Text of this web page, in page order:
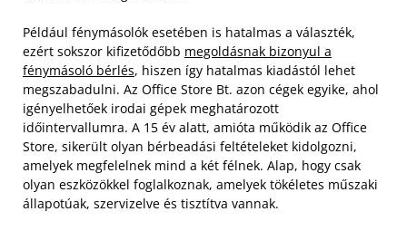
Például fénymásolók esetében is hatalmas a választék,
ezért sokszor kifizetődőbb megoldásnak bizonyul a
fénymásoló bérlés, hiszen így hatalmas kiadástól lehet
megszabadulni. Az Office Store Bt. azon cégek egyike, ahol
igényelhetőek irodai gépek meghatározott
időintervallumra. A 15 év alatt, amióta működik az Office
Store, sikerült olyan bérbeadási feltételeket kidolgozni,
amelyek megfelelnek mind a két félnek. Alap, hogy csak
olyan eszközökkel foglalkoznak, amelyek tökéletes műszaki
állapotúak, szervizelve és tisztítva vannak.